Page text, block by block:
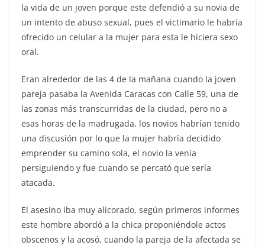
la vida de un joven porque este defendió a su novia de
un intento de abuso sexual, pues el victimario le habría
ofrecido un celular a la mujer para esta le hiciera sexo
oral.
Eran alrededor de las 4 de la mañana cuando la joven
pareja pasaba la Avenida Caracas con Calle 59, una de
las zonas más transcurridas de la ciudad, pero no a
esas horas de la madrugada, los novios habrían tenido
una discusión por lo que la mujer habría decidido
emprender su camino sola, el novio la venía
persiguiendo y fue cuando se percató que sería
atacada.
El asesino iba muy alicorado, según primeros informes
este hombre abordó a la chica proponiéndole actos
obscenos y la acosó, cuando la pareja de la afectada se